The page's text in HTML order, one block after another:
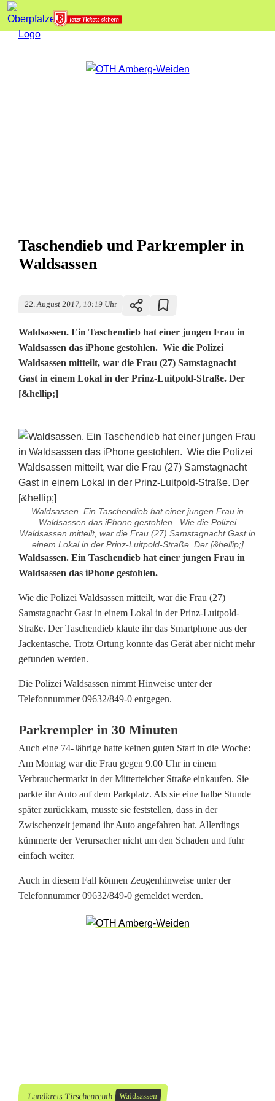
Taschendieb und Parkrempler in
Waldsassen
22. August 2017, 10:19 Uhr
Waldsassen. Ein Taschendieb hat einer jungen Frau in
Waldsassen das iPhone gestohlen. Wie die Polizei
Waldsassen mitteilt, war die Frau (27) Samstagnacht
Gast in einem Lokal in der Prinz-Luitpold-Straße. Der
[&hellip;]
Waldsassen. Ein Taschendieb hat einer jungen Frau in
Waldsassen das iPhone gestohlen. Wie die Polizei
Waldsassen mitteilt, war die Frau (27) Samstagnacht Gast in
einem Lokal in der Prinz-Luitpold-Straße. Der [&hellip;]
T
s
c
h
e
n
d
i
e
b
u
n
d
P
e
Waldsassen. Ein Taschendieb hat einer jungen Frau in
Waldsassen das iPhone gestohlen.
Wie die Polizei Waldsassen mitteilt, war die Frau (27)
Samstagnacht Gast in einem Lokal in der Prinz-Luitpold-
Straße. Der Taschendieb klaute ihr das Smartphone aus der
Jackentasche. Trotz Ortung konnte das Gerät aber nicht mehr
gefunden werden.
Die Polizei Waldsassen nimmt Hinweise unter der
Telefonnummer 09632/849-0 entgegen.
Parkrempler in 30 Minuten
Auch eine 74-Jährige hatte keinen guten Start in die Woche:
Am Montag war die Frau gegen 9.00 Uhr in einem
Verbrauchermarkt in der Mitterteicher Straße einkaufen. Sie
parkte ihr Auto auf dem Parkplatz. Als sie eine halbe Stunde
später zurückkam, musste sie feststellen, dass in der
Zwischenzeit jemand ihr Auto angefahren hat. Allerdings
kümmerte der Verursacher nicht um den Schaden und fuhr
einfach weiter.
Auch in diesem Fall können Zeugenhinweise unter der
Telefonnummer 09632/849-0 gemeldet werden.
Landkreis Tirschenreuth Waldsassen